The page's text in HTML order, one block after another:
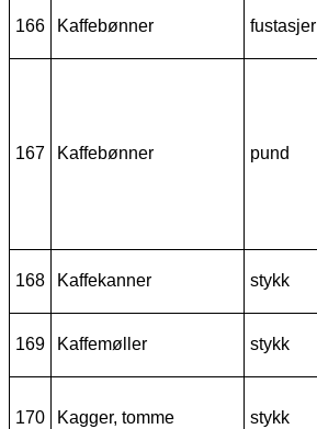
166 Kaffebønner fustasjer
167 Kaffebønner pund
168 Kaffekanner stykk
169 Kaffemøller stykk
170 Kagger, tomme stykk